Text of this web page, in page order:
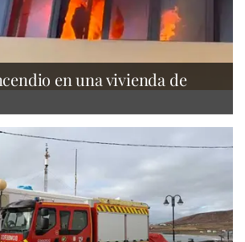
en una vivienda de